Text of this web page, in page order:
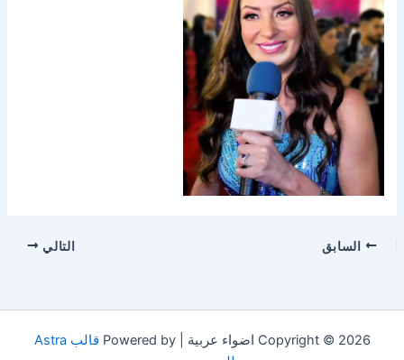
السابق التالي
Copyright © 2026 اضواء عربية | Powered by
قالب Astra